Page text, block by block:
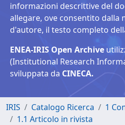
informazioni descrittive del
allegare, ove consentito dalla
d'autore, il testo completo
ENEA-IRIS Open Archive
(Institutional Research
sviluppata da CINECA.
IRIS Catalogo Ricerca
1
1.1 Articolo in rivista